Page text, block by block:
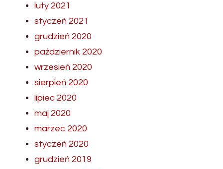
luty 2021
styczeń 2021
grudzień 2020
październik 2020
wrzesień 2020
sierpień 2020
lipiec 2020
maj 2020
marzec 2020
styczeń 2020
grudzień 2019